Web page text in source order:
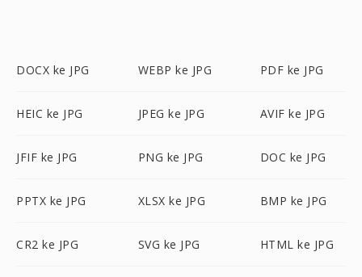
DOCX ke JPG WEBP ke JPG PDF ke JPG
HEIC ke JPG JPEG ke JPG AVIF ke JPG
JFIF ke JPG PNG ke JPG DOC ke JPG
PPTX ke JPG XLSX ke JPG BMP ke JPG
CR2 ke JPG SVG ke JPG HTML ke JPG